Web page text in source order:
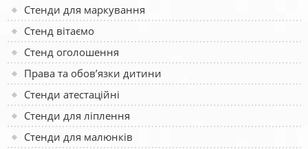
Стенди для маркування
Стенд вітаємо
Стенд оголошення
Права та обов’язки дитини
Стенди атестаційні
Стенди для ліплення
Стенди для малюнків